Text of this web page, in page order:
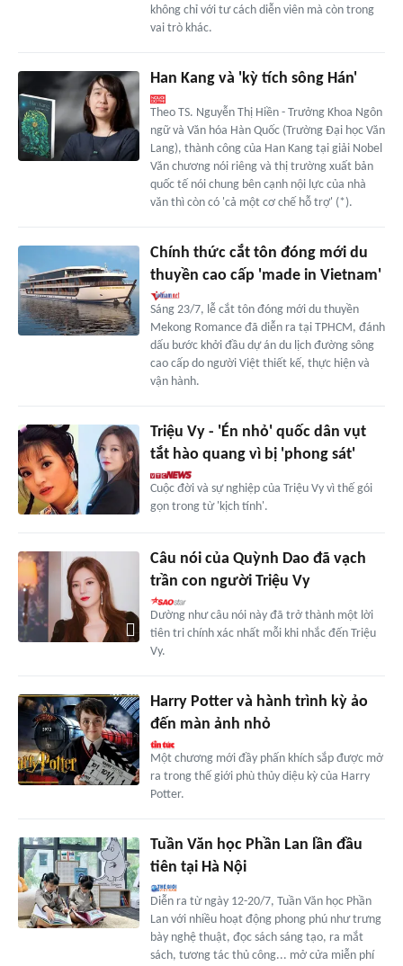
không chỉ với tư cách diễn viên mà còn trong
vai trò khác.
Han Kang và 'kỳ tích sông Hán'
Theo TS. Nguyễn Thị Hiền - Trưởng Khoa Ngôn
ngữ và Văn hóa Hàn Quốc (Trường Đại học Văn
Lang), thành công của Han Kang tại giải Nobel
Văn chương nói riêng và thị trường xuất bản
quốc tế nói chung bên cạnh nội lực của nhà
văn thì còn có 'cả một cơ chế hỗ trợ' (*).
Chính thức cắt tôn đóng mới du
thuyền cao cấp 'made in Vietnam'
Sáng 23/7, lễ cắt tôn đóng mới du thuyền
Mekong Romance đã diễn ra tại TPHCM, đánh
dấu bước khởi đầu dự án du lịch đường sông
cao cấp do người Việt thiết kế, thực hiện và
vận hành.
Triệu Vy - 'Én nhỏ' quốc dân vụt
tắt hào quang vì bị 'phong sát'
Cuộc đời và sự nghiệp của Triệu Vy vì thế gói
gọn trong từ 'kịch tính'.
Câu nói của Quỳnh Dao đã vạch
trần con người Triệu Vy
Dường như câu nói này đã trở thành một lời
tiên tri chính xác nhất mỗi khi nhắc đến Triệu
Vy.
Harry Potter và hành trình kỳ ảo
đến màn ảnh nhỏ
Một chương mới đầy phấn khích sắp được mở
ra trong thế giới phù thủy diệu kỳ của Harry
Potter.
Tuần Văn học Phần Lan lần đầu
tiên tại Hà Nội
Diễn ra từ ngày 12-20/7, Tuần Văn học Phần
Lan với nhiều hoạt động phong phú như trưng
bày nghệ thuật, đọc sách sáng tạo, ra mắt
sách, tương tác thủ công... mở cửa miễn phí